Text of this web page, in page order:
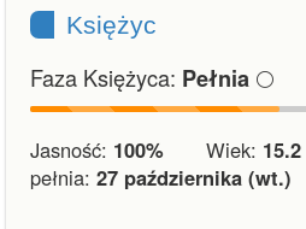
Księżyc
Faza Księżyca: Pełnia 🌕
Jasność: 100% Wiek:
pełnia: 27 października (wt.)